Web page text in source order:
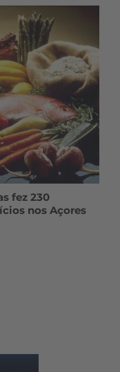
fez 230
nos Açores